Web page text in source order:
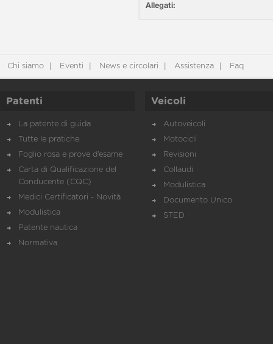
Allegati:
Chi siamo Eventi News e circolari Assistenza Faq
Patenti
La patente di guida
Tutte le pratiche
Foglio rosa e prove d’esame
Carta di Qualificazione del
Conducente (CQC)
Medici Certificatori - Novità
Modulistica
Patente nautica
Normativa
Veicoli
Autoveicoli
Motocicli
Revisioni
Collaudi
Modulistica
Documento Unico
STED